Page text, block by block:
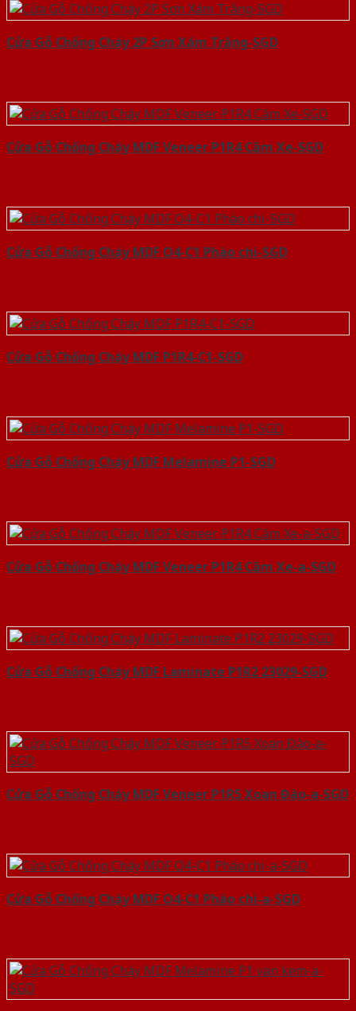
Cửa Gỗ Chống Cháy 2P Sơn Xám Trắng-SGD
Cửa Gỗ Chống Cháy MDF Veneer P1R4 Căm Xe-SGD
Cửa Gỗ Chống Cháy MDF O4-C1 Phào chi-SGD
Cửa Gỗ Chống Cháy MDF P1R4-C1-SGD
Cửa Gỗ Chống Cháy MDF Melamine P1-SGD
Cửa Gỗ Chống Cháy MDF Veneer P1R4 Căm Xe-a-SGD
Cửa Gỗ Chống Cháy MDF Laminate P1R2 23029-SGD
Cửa Gỗ Chống Cháy MDF Veneer P1R5 Xoan Đào-a-SGD
Cửa Gỗ Chống Cháy MDF O4-C1 Phào chi-a-SGD